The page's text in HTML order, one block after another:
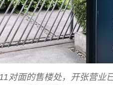
对面的售楼处，开张营业